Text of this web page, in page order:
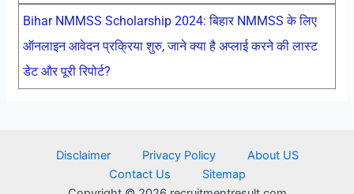
Bihar NMMSS Scholarship 2024: बिहार NMMSS के लिए
ऑनलाइन आवेदन प्रक्रिया शुरु, जाने क्या है अप्लाई करने की लास्ट
डेट और पूरी रिपोर्ट?
Disclaimer Privacy Policy
About US
Contact Us
Sitemap